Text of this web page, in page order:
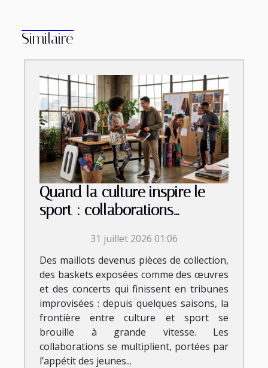
Similaire
Quand la culture inspire le
sport : collaborations
émergentes31 juillet 2026 01:06
Des maillots devenus pièces de collection,
des baskets exposées comme des œuvres
et des concerts qui finissent en tribunes
improvisées : depuis quelques saisons, la
frontière entre culture et sport se
brouille à grande vitesse. Les
collaborations se multiplient, portées par
l’appétit des jeunes...